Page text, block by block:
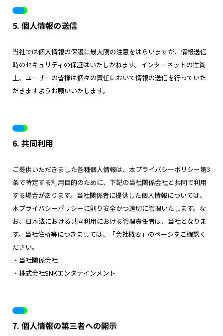
5. 個人情報の送信
当社では個人情報の保護に最大限の注意をはらいますが、情報送信
時のセキュリティの保証はいたしかねます。インターネットの性質
上、ユーザーの皆様は個々の責任において情報の送信を行っていた
だきますようお願いいたします。
6. 共同利用
ご提供いただきました各種個人情報は、本プライバシーポリシー第3
条で特定する利用目的のために、下記の当社関係会社と共同で利用
する場合があります。当社関係者に提供した個人情報については、
本プライバシーポリシーに則り安全かつ適切に管理いたします。な
お、日本法における共同利用における管理責任者は、当社となりま
す。当社住所等につきましては、「会社概要」のページをご確認く
ださい。
・当社関係会社
・株式会社SNKエンタテインメント
7. 個人情報の第三者への開示